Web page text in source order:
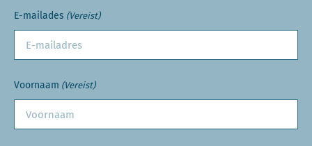
E-mailades (Vereist)
Voornaam (Vereist)